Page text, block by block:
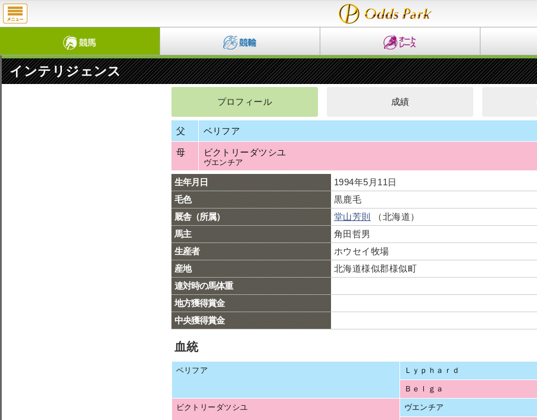
インテリジェンス
プロフィール 成績
父 ベリフア
母 ビクトリーダツシユ
ヴエンチア
生年月日
1994年5月11日
毛色
黒鹿毛
厩舎（所属）
堂山芳則
（北海道）
馬主
角田哲男
生産者
ホウセイ牧場
産地
北海道様似郡様似町
連対時の馬体重
地方獲得賞金
中央獲得賞金
血統
ベリフア Ｌｙｐｈａｒｄ
Ｂｅｌｇａ
ビクトリーダツシユ ヴエンチア